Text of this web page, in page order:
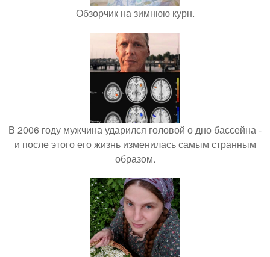
Обзорчик на зимнюю курн.
В 2006 году мужчина ударился головой о дно бассейна -
и после этого его жизнь изменилась самым странным
образом.